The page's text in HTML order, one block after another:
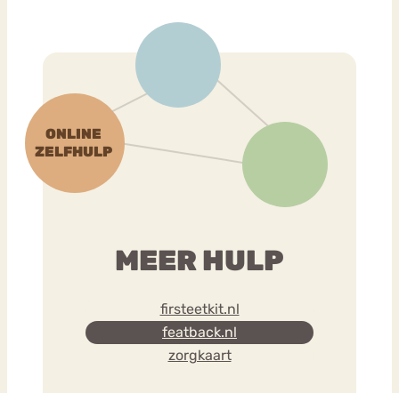
MEER HULP
firsteetkit.nl
featback.nl
zorgkaart